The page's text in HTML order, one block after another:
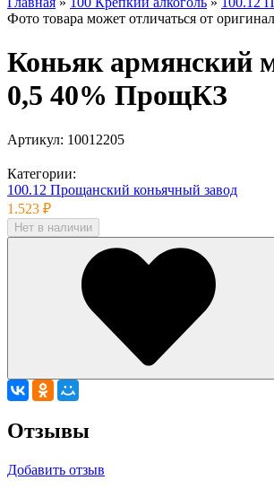
Фото товара может отличаться от
Коньяк армянский
0,5 40% ПрощКЗ
Артикул: 10012205
Категории:
100.12 Прощанский коньячный завод
1.523 ₽
Нет в наличии
Отзывы
Добавить отзыв